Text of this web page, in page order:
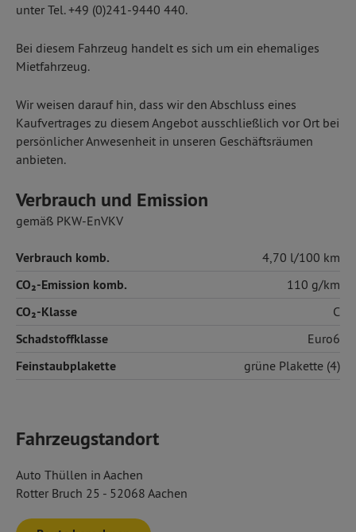
unter Tel. +49 (0)241-9440 440.
Bei diesem Fahrzeug handelt es sich um ein ehemaliges
Mietfahrzeug.
Wir weisen darauf hin, dass wir den Abschluss eines
Kaufvertrages zu diesem Angebot ausschließlich vor Ort bei
persönlicher Anwesenheit in unseren Geschäftsräumen
anbieten.
Verbrauch und Emission
gemäß PKW-EnVKV
Verbrauch komb. 4,70 l/100 km
CO₂-Emission komb. 110 g/km
CO₂-Klasse C
Schadstoffklasse Euro6
Feinstaubplakette grüne Plakette (4)
Fahrzeugstandort
Auto Thüllen in Aachen
Rotter Bruch 25 - 52068 Aachen